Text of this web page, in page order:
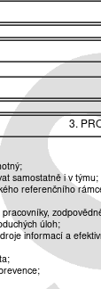
3.
samostatně i v týmu;
referenčního
úloh;
informací a